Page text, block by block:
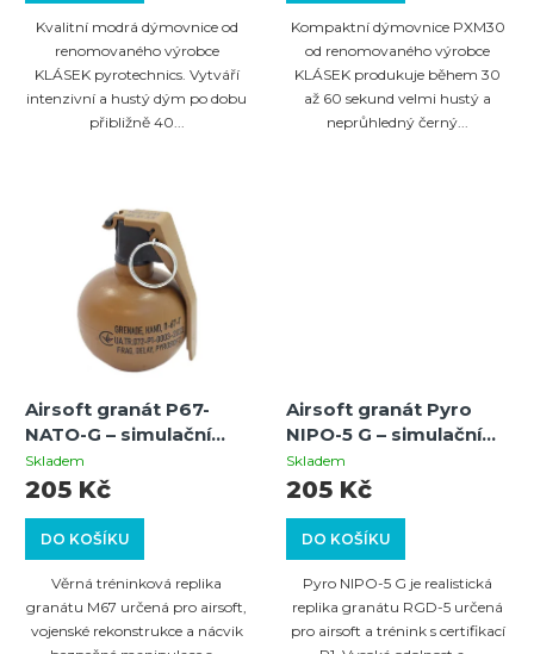
ů
Kvalitní modrá dýmovnice od
renomovaného výrobce
KLÁSEK pyrotechnics. Vytváří
intenzivní a hustý dým po dobu
přibližně 40...
Kompaktní dýmovnice PXM30
od renomovaného výrobce
KLÁSEK produkuje během 30
až 60 sekund velmi hustý a
neprůhledný černý...
Airsoft granát P67-
NATO-G – simulační
pyrotechnika
kategorie P1
Skladem
DO KOŠÍKU
205 Kč
Věrná tréninková replika
granátu M67 určená pro airsoft,
vojenské rekonstrukce a nácvik
Airsoft granát Pyro
NIPO-5 G – simulační
pyrotechnika
kategorie P1
Skladem
DO KOŠÍKU
205 Kč
Pyro NIPO-5 G je realistická
replika granátu RGD-5 určená
pro airsoft a trénink s certifikací